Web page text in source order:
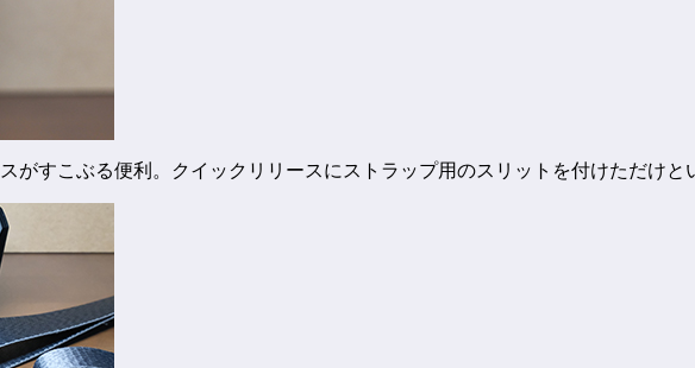
がすこぶる便利。クイックリリースにストラップ用のスリットを付けただけ